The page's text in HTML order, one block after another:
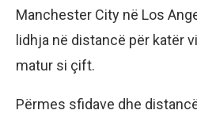
Manchester City në Los
lidhja në distancë për katër
matur si çift.
Përmes sfidave dhe